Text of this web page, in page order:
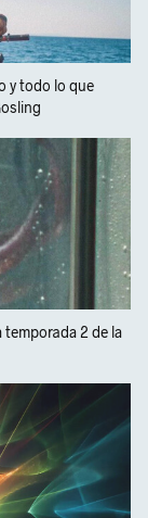
y todo lo que
2 de la